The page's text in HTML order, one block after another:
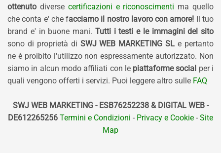
ottenuto diverse certificazioni e riconoscimenti ma quello
che conta e' che facciamo il nostro lavoro con amore! Il tuo
brand e' in buone mani. Tutti i testi e le immagini del sito
sono di proprietà di SWJ WEB MARKETING SL e pertanto
ne è proibito l'utilizzo non espressamente autorizzato. Non
siamo in alcun modo affiliati con le piattaforme social per i
quali vengono offerti i servizi. Puoi leggere altro sulle FAQ
SWJ WEB MARKETING - ESB76252238 & DIGITAL WEB -
DE612265256 Termini e Condizioni - Privacy e Cookie - Site
Map